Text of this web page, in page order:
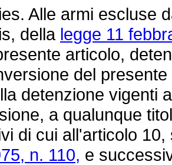
Alle armi escluse
della legge 11
articolo,
del
detenzione vigenti
a qualunque
di cui all'articolo
n. 110, e